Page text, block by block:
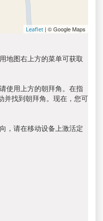
Leaflet | © Google Maps
地图右上方的菜单可获取
使用上方的朝拜角。在指
并找到朝拜角。现在，您可
，请在移动设备上激活定